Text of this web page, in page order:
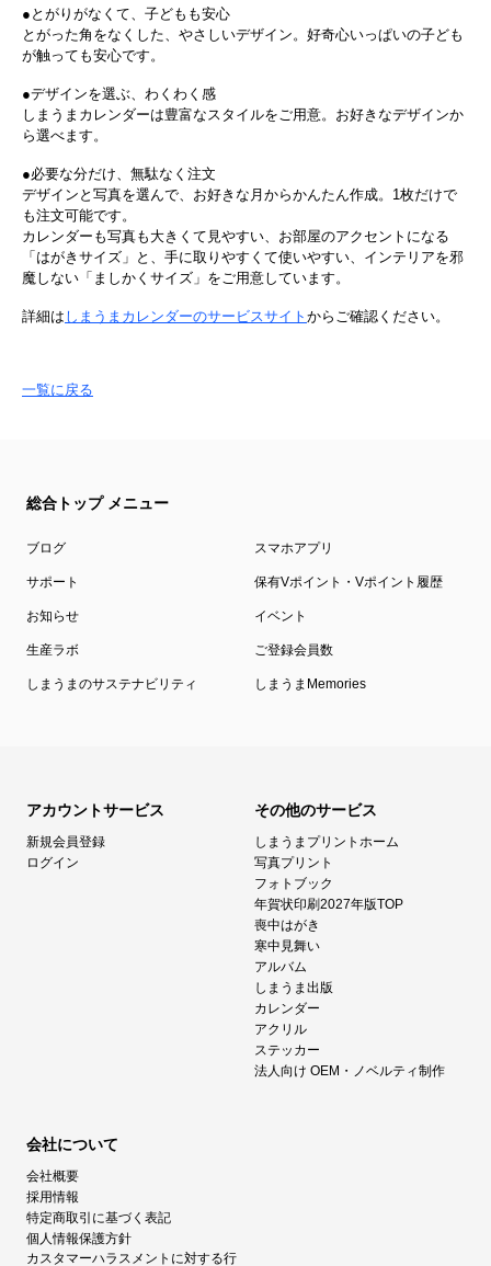
●とがりがなくて、子どもも安心
とがった角をなくした、やさしいデザイン。好奇心いっぱいの子ども
が触っても安心です。
●デザインを選ぶ、わくわく感
しまうまカレンダーは豊富なスタイルをご用意。お好きなデザインか
ら選べます。
●必要な分だけ、無駄なく注文
デザインと写真を選んで、お好きな月からかんたん作成。1枚だけで
も注文可能です。
カレンダーも写真も大きくて見やすい、お部屋のアクセントになる
「はがきサイズ」と、手に取りやすくて使いやすい、インテリアを邪
魔しない「ましかくサイズ」をご用意しています。
詳細は しまうまカレンダーのサービスサイト からご確認ください。
一覧に戻る
総合トップ メニュー
ブログ スマホアプリ
サポート 保有Vポイント・Vポイント履歴
お知らせ イベント
生産ラボ ご登録会員数
しまうまのサステナビリティ しまうまMemories
アカウントサービス
新規会員登録
ログイン
その他のサービス
しまうまプリントホーム
写真プリント
フォトブック
年賀状印刷2027年版TOP
喪中はがき
寒中見舞い
アルバム
しまうま出版
カレンダー
アクリル
ステッカー
法人向け OEM・ノベルティ制作
会社について
会社概要
採用情報
特定商取引に基づく表記
個人情報保護方針
カスタマーハラスメントに対する行